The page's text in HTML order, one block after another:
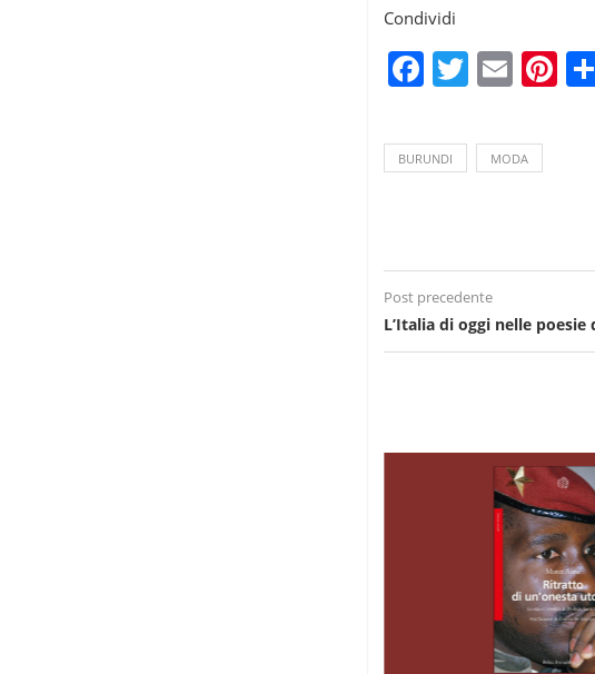
Condividi
Facebook
Twitter
BURUNDI MODA
Post precedente
L’Italia di oggi nelle